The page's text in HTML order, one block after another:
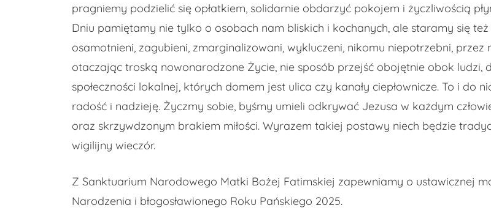
pragniemy podzielić się opłatkiem, solidarnie obdarzyć pokojem i życzliwością
Dniu pamiętamy nie tylko o osobach nam bliskich i kochanych, ale staramy się
osamotnieni, zagubieni, zmarginalizowani, wykluczeni, nikomu niepotrzebni,
otaczając troską nowonarodzone Życie, nie sposób przejść obojętnie obok ludzi,
społeczności lokalnej, których domem jest ulica czy kanały ciepłownicze. To i do
radość i nadzieję. Życzmy sobie, byśmy umieli odkrywać Jezusa w każdym
oraz skrzywdzonym brakiem miłości. Wyrazem takiej postawy niech będzie
wigilijny wieczór.
Z Sanktuarium Narodowego Matki Bożej Fatimskiej zapewniamy o ustawicznej
Narodzenia i błogosławionego Roku Pańskiego 2025.